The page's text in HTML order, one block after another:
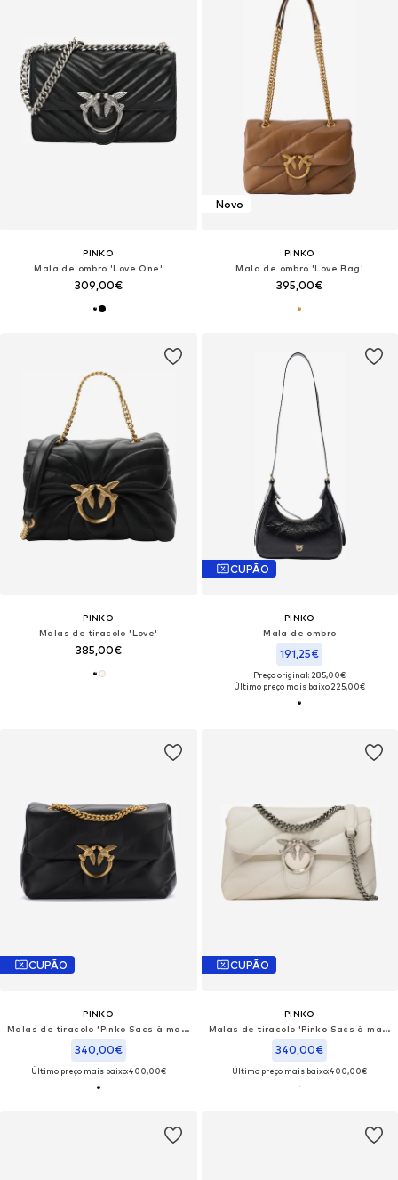
PINKO
Mala de ombro 'Love One'
309,00€
Novo
PINKO
Mala de ombro 'Love Bag'
395,00€
PINKO
Malas de tiracolo 'Love'
385,00€
CUPÃO
PINKO
Mala de ombro
191,25€
Preço original: 285,00€
Último preço mais baixo:225,00€
CUPÃO
PINKO
Malas de tiracolo 'Pinko Sacs à main Love Puff Classic Cl Sheep Nap Noir'
340,00€
Último preço mais baixo:400,00€
CUPÃO
PINKO
Malas de tiracolo 'Pinko Sacs à main Love Puff Classic Cl Sheep Nap Blanc'
340,00€
Último preço mais baixo:400,00€